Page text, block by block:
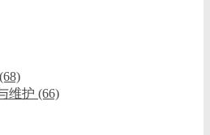
(68)
维护 (66)